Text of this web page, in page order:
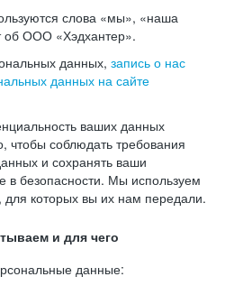
слова «мы», «наша
об ООО «Хэдхантер».
данных, запись о нас
данных на сайте
ваших данных
чтобы соблюдать требования
и сохранять ваши
в безопасности. Мы используем
для которых вы их нам передали.
и для чего
данные: